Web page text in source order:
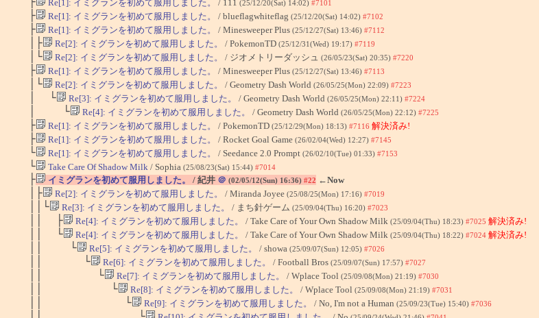
Re[1]: イミグランを初めて服用しました。 / 111 (25/12/20(Sat) 14:02) #7101
├ Re[1]: イミグランを初めて服用しました。 / blueflagwhiteflag (25/12/20(Sat) 14:02) #7102
├ Re[1]: イミグランを初めて服用しました。 / Minesweeper Plus (25/12/27(Sat) 13:46) #7112
│├ Re[2]: イミグランを初めて服用しました。 / PokemonTD (25/12/31(Wed) 19:17) #7119
│└ Re[2]: イミグランを初めて服用しました。 / ジオメトリーダッシュ (26/05/23(Sat) 20:35) #7220
├ Re[1]: イミグランを初めて服用しました。 / Minesweeper Plus (25/12/27(Sat) 13:46) #7113
│└ Re[2]: イミグランを初めて服用しました。 / Geometry Dash World (26/05/25(Mon) 22:09) #7223
│ └ Re[3]: イミグランを初めて服用しました。 / Geometry Dash World (26/05/25(Mon) 22:11) #7224
│ └ Re[4]: イミグランを初めて服用しました。 / Geometry Dash World (26/05/25(Mon) 22:12) #7225
├ Re[1]: イミグランを初めて服用しました。 / PokemonTD (25/12/29(Mon) 18:13) #7116 解決済み!
├ Re[1]: イミグランを初めて服用しました。 / Rocket Goal Game (26/02/04(Wed) 12:27) #7145
└ Re[1]: イミグランを初めて服用しました。 / Seedance 2.0 Prompt (26/02/10(Tue) 01:33) #7153
└ Take Care Of Shadow Milk / Sophia (25/08/23(Sat) 15:44) #7014
├ イミグランを初めて服用しました。 / 紀井 ＠ (02/05/12(Sun) 16:36) #22 ←Now
│├ Re[2]: イミグランを初めて服用しました。 / Miranda Joyee (25/08/25(Mon) 17:16) #7019
││└ Re[3]: イミグランを初めて服用しました。 / まち針ゲーム (25/09/04(Thu) 16:20) #7023
││ ├ Re[4]: イミグランを初めて服用しました。 / Take Care of Your Own Shadow Milk (25/09/04(Thu) 18:23) #7025 解決済み!
││ └ Re[4]: イミグランを初めて服用しました。 / Take Care of Your Own Shadow Milk (25/09/04(Thu) 18:22) #7024 解決済み!
││ └ Re[5]: イミグランを初めて服用しました。 / showa (25/09/07(Sun) 12:05) #7026
││ └ Re[6]: イミグランを初めて服用しました。 / Football Bros (25/09/07(Sun) 17:57) #7027
││ └ Re[7]: イミグランを初めて服用しました。 / Wplace Tool (25/09/08(Mon) 21:19) #7030
││ └ Re[8]: イミグランを初めて服用しました。 / Wplace Tool (25/09/08(Mon) 21:19) #7031
││ └ Re[9]: イミグランを初めて服用しました。 / No, I'm not a Human (25/09/23(Tue) 15:40) #7036